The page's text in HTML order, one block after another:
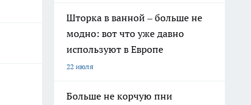
Шторка в ванной – больше не
модно: вот что уже давно
используют в Европе
22 июля
Больше не корчую пни